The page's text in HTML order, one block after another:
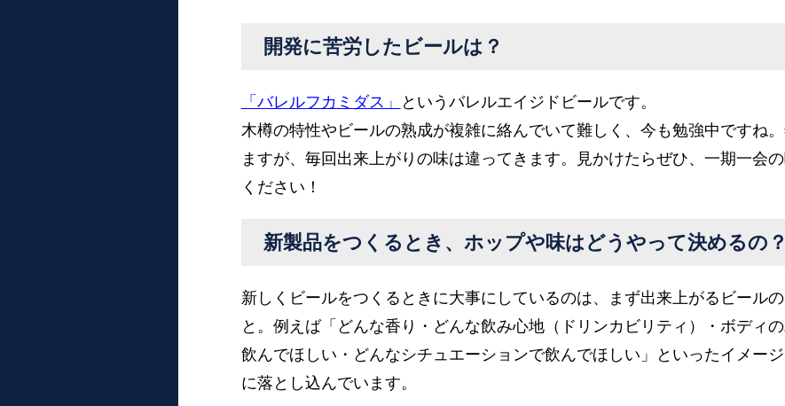
開発に苦労したビールは？
「バレルフカミダス」
というバレルエイジドビールです。
木樽の特性やビールの熟成が複雑に絡んでいて難しく、今も勉強中ですね
ますが、毎回出来上がりの味は違ってきます。見かけたらぜひ、一期一会
ください！
新製品をつくるとき、ホップや味はどうやって決めるの？
新しくビールをつくるときに大事にしているのは、まず出来上がるビール
と。例えば「どんな香り・どんな飲み心地（ドリンカビリティ）・ボディ
飲んでほしい・どんなシチュエーションで飲んでほしい」といったイメー
に落とし込んでいます。